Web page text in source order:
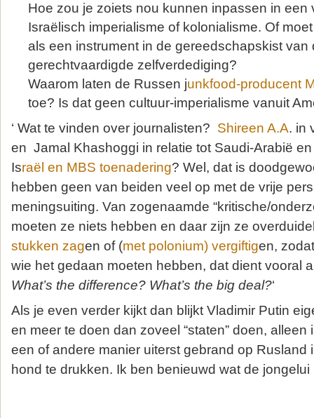
Hoe zou je zoiets nou kunnen inpassen in een
Israëlisch imperialisme of kolonialisme. Of
als een instrument in de gereedschapskist van
gerechtvaardigde zelfverdediging?
Waarom laten de Russen junkfood-producent
toe? Is dat geen cultuur-imperialisme vanuit
‘ Wat te vinden over journalisten? Shireen A.A. in
en Jamal Khashoggi in relatie tot Saudi-Arabië
Israël en MBS toenadering? Wel, dat is
hebben geen van beiden veel op met de vrije
meningsuiting. Van zogenaamde “kritische/
moeten ze niets hebben en daar zijn ze
stukken zagen of (met polonium) vergiftigen,
wie het gedaan moeten hebben, dat dient vooral
What’s the difference? What’s the big deal?‘
Als je even verder kijkt dan blijkt Vladimir Putin
en meer te doen dan zoveel “staten” doen, alleen
een of andere manier uiterst gebrand op Rusland
hond te drukken. Ik ben benieuwd wat de jongelui